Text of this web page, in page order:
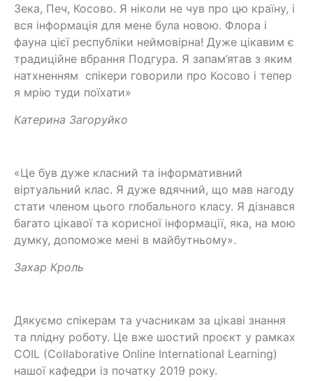
Зека, Печ, Косово. Я ніколи не чув про цю країну, і
вся інформація для мене була новою. Флора і
фауна цієї республіки неймовірна! Дуже цікавим є
традиційне вбрання Подгура. Я запам’ятав з яким
натхненням спікери говорили про Косово і тепер
я мрію туди поїхати»
Катерина Загоруйко
«Це був дуже класний та інформативний
віртуальний клас. Я дуже вдячний, що мав нагоду
стати членом цього глобального класу. Я дізнався
багато цікавої та корисної інформації, яка, на мою
думку, допоможе мені в майбутньому».
Захар Кроль
Дякуємо спікерам та учасникам за цікаві знання
та плідну роботу. Це вже шостий проєкт у рамках
COIL (Collaborative Online International Learning)
нашої кафедри із початку 2019 року.